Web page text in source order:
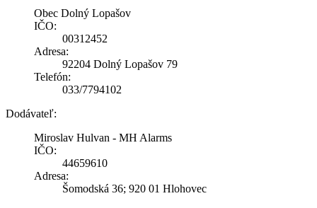
Obec Dolný Lopašov
IČO:
00312452
Adresa:
92204 Dolný Lopašov 79
Telefón:
033/7794102
Dodávateľ:
Miroslav Hulvan - MH Alarms
IČO:
44659610
Adresa:
Šomodská 36; 920 01 Hlohovec